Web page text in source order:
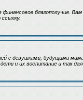
благополучие. Вам
с девушками, будущими
и их воспитание и так